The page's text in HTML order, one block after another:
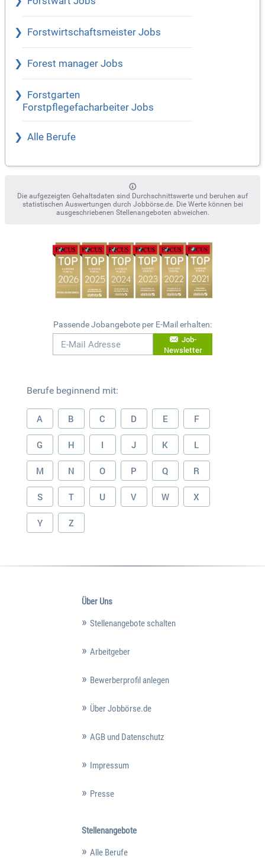
Forstwirtschaftsmeister Jobs
Forest manager Jobs
Forstgarten
Forstpflegefacharbeiter Jobs
Alle Berufe
Die aufgezeigten Gehaltsdaten sind Durchschnittswerte und beruhen auf
statistischen Auswertungen durch Jobbörse.de. Die Werte können bei
ausgeschriebenen Stellenangeboten abweichen.
Passende Jobangebote per E-Mail erhalten:
Job-
Newsletter
Berufe beginnend mit:
A B C D E F
G H I J K L
M N O P Q R
S T U V W X
Y Z
Über Uns
Stellenangebote schalten
Arbeitgeber
Bewerberprofil anlegen
Über Jobbörse.de
AGB und Datenschutz
Impressum
Presse
Stellenangebote
Alle Berufe